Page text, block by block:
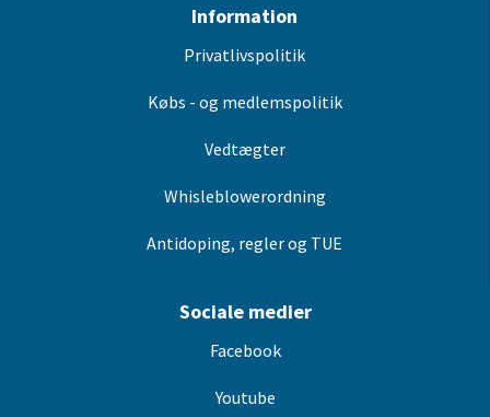
Information
Privatlivspolitik
Købs - og medlemspolitik
Vedtægter
Whisleblowerordning
Antidoping, regler og TUE
Sociale medier
Facebook
Youtube